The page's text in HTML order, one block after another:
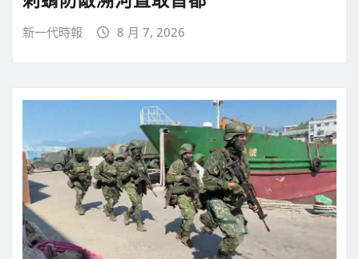
新一代時報 8 月 7, 2026